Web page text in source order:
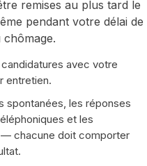
remises au plus tard le
pendant votre délai de
avec votre
entretien.
spontanées, les réponses
et les
chacune doit comporter